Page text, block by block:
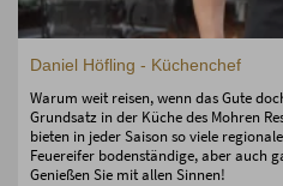
Daniel Höfling - Küchenchef
Warum weit reisen, wenn das Gute
Grundsatz in der Küche des Mohren
bieten in jeder Saison so viele
Feuereifer bodenständige, aber auch
Genießen Sie mit allen Sinnen!